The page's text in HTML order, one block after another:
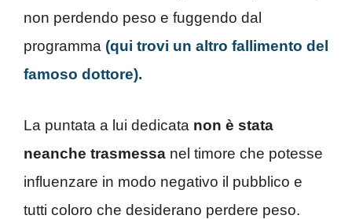
non perdendo peso e fuggendo dal
programma (qui trovi un altro fallimento del
famoso dottore).
La puntata a lui dedicata non è stata
neanche trasmessa nel timore che potesse
influenzare in modo negativo il pubblico e
tutti coloro che desiderano perdere peso.